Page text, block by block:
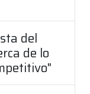
del
de lo